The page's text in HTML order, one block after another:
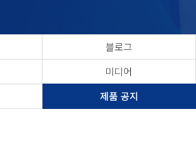
블로그
미디어
제품 공지